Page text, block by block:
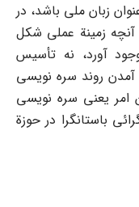
زبان ملی باشد، در
زمینة عملی شکل
آورد، نه تأسیس
آمدن روند سره نویسی
امر یعنی سره نویسی
باستانگرا در حوزة